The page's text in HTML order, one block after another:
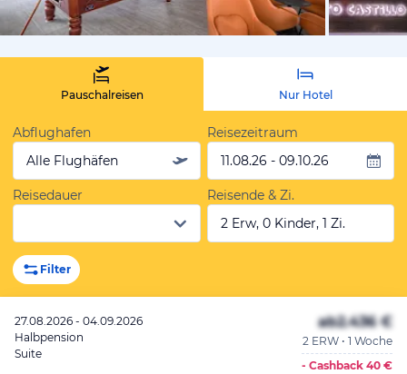
vom
Pauschalreisen Nur Hotel
Abflughafen
Alle Flughäfen
Reisezeitraum
11.08.26 - 09.10.26
Reisedauer
Reisende & Zi.
2 Erw, 0 Kinder, 1 Zi.
Filter
27.08.2026 - 04.09.2026
Halbpension
Suite
ab2.436 €
2 ERW • 1 Woche
- Cashback 40 €